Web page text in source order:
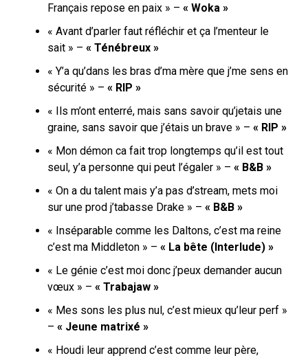
Français repose en paix » – « Woka »
« Avant d’parler faut réfléchir et ça l’menteur le
sait » – « Ténébreux »
« Y’a qu’dans les bras d’ma mère que j’me sens en
sécurité » – « RIP »
« Ils m’ont enterré, mais sans savoir qu’jetais une
graine, sans savoir que j’étais un brave » – « RIP »
« Mon démon ca fait trop longtemps qu’il est tout
seul, y’a personne qui peut l’égaler » – « B&B »
« On a du talent mais y’a pas d’stream, mets moi
sur une prod j’tabasse Drake » – « B&B »
« Inséparable comme les Daltons, c’est ma reine
c’est ma Middleton » – « La bête (Interlude) »
« Le génie c’est moi donc j’peux demander aucun
vœux » – « Trabajaw »
« Mes sons les plus nul, c’est mieux qu’leur perf »
– « Jeune matrixé »
« Houdi leur apprend c’est comme leur père,